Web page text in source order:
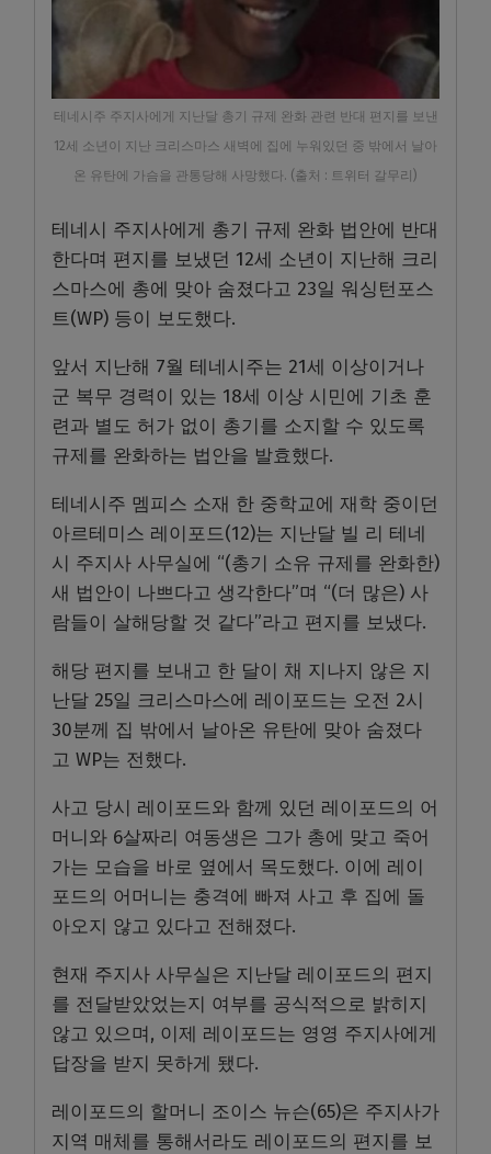
테네시주 주지사에게 지난달 총기 규제 완화 관련 반대 편지를 보낸
12세 소년이 지난 크리스마스 새벽에 집에 누워있던 중 밖에서 날아
온 유탄에 가슴을 관통당해 사망했다. (출처 : 트위터 갈무리)
테네시 주지사에게 총기 규제 완화 법안에 반대
한다며 편지를 보냈던 12세 소년이 지난해 크리
스마스에 총에 맞아 숨졌다고 23일 워싱턴포스
트(WP) 등이 보도했다.
앞서 지난해 7월 테네시주는 21세 이상이거나
군 복무 경력이 있는 18세 이상 시민에 기초 훈
련과 별도 허가 없이 총기를 소지할 수 있도록
규제를 완화하는 법안을 발효했다.
테네시주 멤피스 소재 한 중학교에 재학 중이던
아르테미스 레이포드(12)는 지난달 빌 리 테네
시 주지사 사무실에 “(총기 소유 규제를 완화한)
새 법안이 나쁘다고 생각한다”며 “(더 많은) 사
람들이 살해당할 것 같다”라고 편지를 보냈다.
해당 편지를 보내고 한 달이 채 지나지 않은 지
난달 25일 크리스마스에 레이포드는 오전 2시
30분께 집 밖에서 날아온 유탄에 맞아 숨졌다
고 WP는 전했다.
사고 당시 레이포드와 함께 있던 레이포드의 어
머니와 6살짜리 여동생은 그가 총에 맞고 죽어
가는 모습을 바로 옆에서 목도했다. 이에 레이
포드의 어머니는 충격에 빠져 사고 후 집에 돌
아오지 않고 있다고 전해졌다.
현재 주지사 사무실은 지난달 레이포드의 편지
를 전달받았었는지 여부를 공식적으로 밝히지
않고 있으며, 이제 레이포드는 영영 주지사에게
답장을 받지 못하게 됐다.
레이포드의 할머니 조이스 뉴슨(65)은 주지사가
지역 매체를 통해서라도 레이포드의 편지를 보